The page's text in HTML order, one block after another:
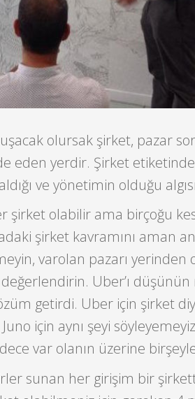
olursak şirket, pazar
eden yerdir. Şirket etiketinde
ve yönetimin olduğu
şirket olabilir ama birçoğu
şirket kavramını aman
varolan pazarı yerinden
Uber’ı
getirdi. Uber için şirket
Juno için aynı şeyi
var olanın üzerine
sunan her girişim bir